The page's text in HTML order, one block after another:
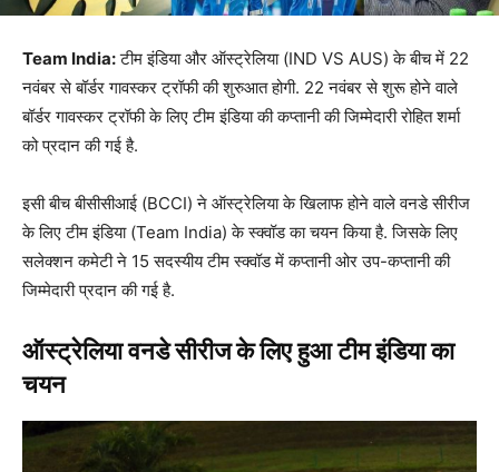
Team India:टीम इंडिया और ऑस्ट्रेलिया (IND VS AUS) के बीच में 22
नवंबर से बॉर्डर गावस्कर ट्रॉफी की शुरुआत होगी. 22 नवंबर से शुरू होने वाले
बॉर्डर गावस्कर ट्रॉफी के लिए टीम इंडिया की कप्तानी की जिम्मेदारी रोहित शर्मा
को प्रदान की गई है.
इसी बीच बीसीसीआई (BCCI) ने ऑस्ट्रेलिया के खिलाफ होने वाले वनडे सीरीज
के लिए टीम इंडिया (Team India) के स्क्वॉड का चयन किया है. जिसके लिए
सलेक्शन कमेटी ने 15 सदस्यीय टीम स्क्वॉड में कप्तानी ओर उप-कप्तानी की
जिम्मेदारी प्रदान की गई है.
ऑस्ट्रेलिया वनडे सीरीज के लिए हुआ टीम इंडिया का
चयन